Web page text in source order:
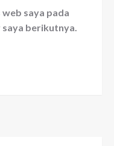
web saya pada
berikutnya.